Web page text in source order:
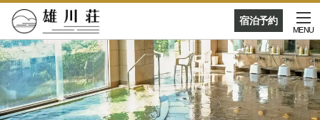
宿泊予約
MENU